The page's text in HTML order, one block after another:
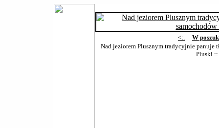
<:.
W
Nad jeziorem Plusznym tradycyjnie panuje
Pluski::